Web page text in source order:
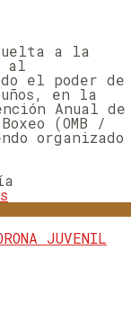
a la
al
el poder de
en la
Anual de
(OMB /
organizado